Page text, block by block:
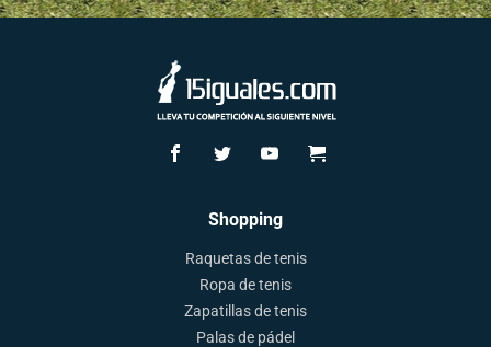
Shopping
Raquetas de tenis
Ropa de tenis
Zapatillas de tenis
Palas de pádel